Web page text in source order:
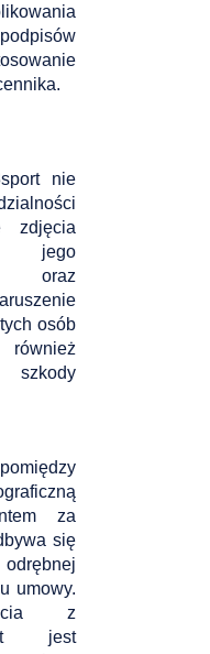
nie
zdjęcia
jego
oraz
osób
szkody
za
się
umowy.
z
jest